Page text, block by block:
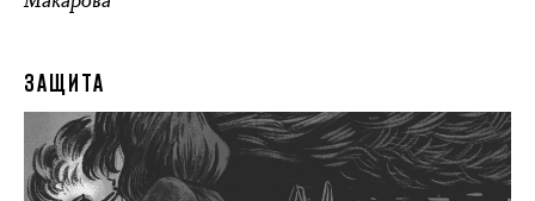
ЗАЩИТА